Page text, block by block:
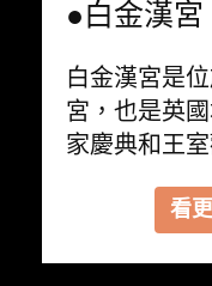
●白金漢宮
白金漢宮是
宮，也是英
家慶典和王
看